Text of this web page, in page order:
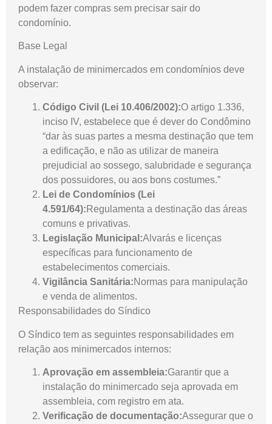
podem fazer compras sem precisar sair do
condomínio.
Base Legal
A instalação de minimercados em condomínios deve
observar:
Código Civil (Lei 10.406/2002):O artigo 1.336,
inciso IV, estabelece que é dever do Condômino
“dar às suas partes a mesma destinação que tem
a edificação, e não as utilizar de maneira
prejudicial ao sossego, salubridade e segurança
dos possuidores, ou aos bons costumes.”
Lei de Condomínios (Lei
4.591/64): Regulamenta a destinação das áreas
comuns e privativas.
Legislação Municipal:Alvarás e licenças
específicas para funcionamento de
estabelecimentos comerciais.
Vigilância Sanitária:Normas para manipulação
e venda de alimentos.
Responsabilidades do Síndico
O Síndico tem as seguintes responsabilidades em
relação aos minimercados internos:
Aprovação em assembleia:Garantir que a
instalação do minimercado seja aprovada em
assembleia, com registro em ata.
Verificação de documentação:Assegurar que o